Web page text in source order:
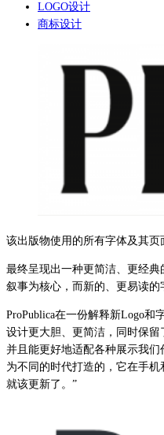
LOGO设计
商标设计
该出版物使用的所有字体及其页
最终呈现出一种更简洁、更经
叙事为核心，而新的、更易读的
ProPublica在一份解释新Logo和
设计更大胆、更简洁，同时保留
并且能更好地适配各种展示我
为不同的时代打造的，它在手
就该更新了。”